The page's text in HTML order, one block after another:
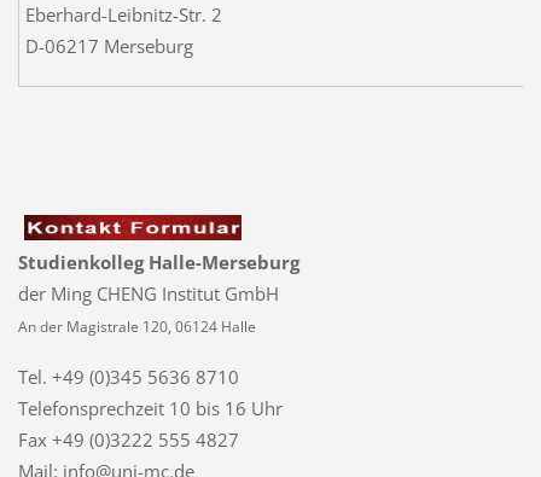
Eberhard-Leibnitz-Str. 2
D-06217 Merseburg
Studienkolleg Halle-Merseburg
der Ming CHENG Institut GmbH
An der Magistrale 120, 06124 Halle
Tel. +49 (0)345 5636 8710
Telefonsprechzeit 10 bis 16 Uhr
Fax +49 (0)3222 555 4827
Mail: info@uni-mc.de